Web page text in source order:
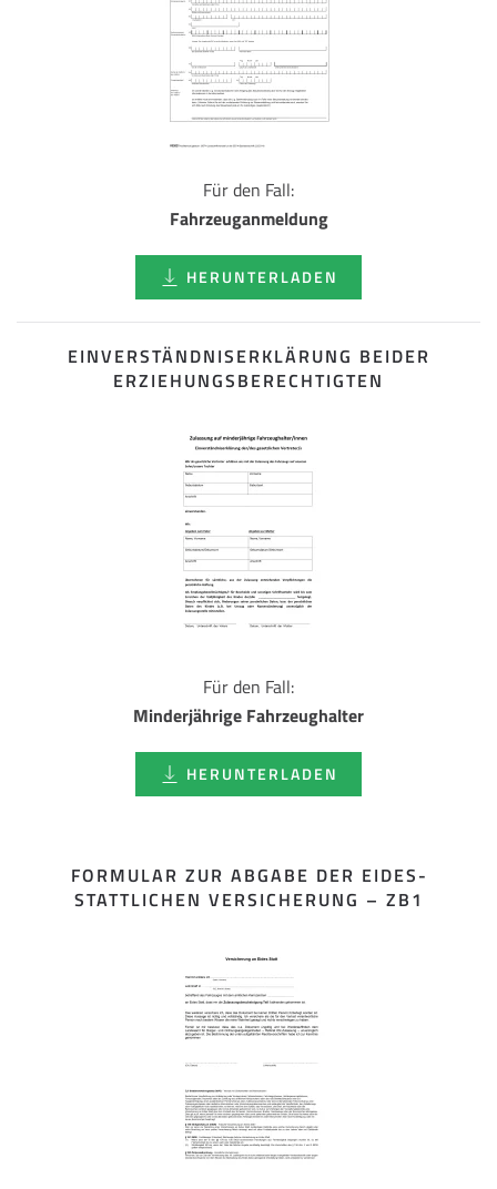
Für den Fall:
Fahrzeuganmeldung
HERUNTERLADEN
EINVERSTÄNDNISERKLÄRUNG BEIDER
ERZIEHUNGSBERECHTIGTEN
Für den Fall:
Minderjährige Fahrzeughalter
HERUNTERLADEN
FORMULAR ZUR ABGABE DER EIDES­
STATTLICHEN VERSICHERUNG – ZB1